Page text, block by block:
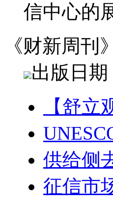
信中心的
《财新周刊
出版日期
【舒
供给侧
征信市